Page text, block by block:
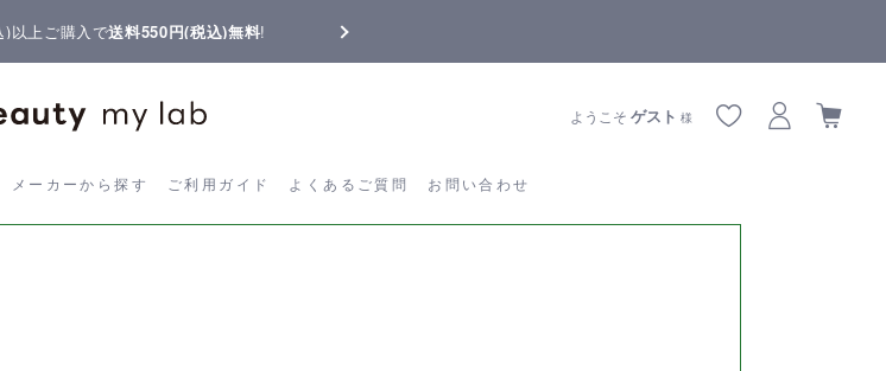
以上ご購入で送料550円(税込)無料!
メーカーから探す ご利用ガイド よくあるご質問 お問い合わせ
ようこそゲスト 様
す メーカーから探す ご利用ガイド よくあるご質問